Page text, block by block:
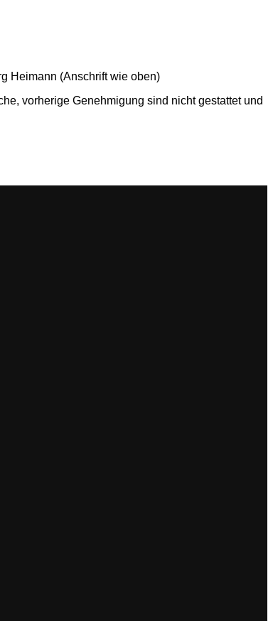
Heimann (Anschrift wie oben)
vorherige Genehmigung sind nicht gestattet und